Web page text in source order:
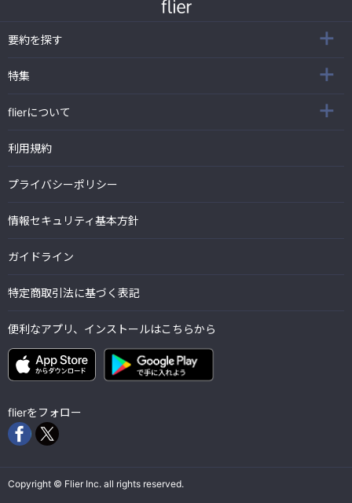
要約を探す
特集
flierについて
利用規約
プライバシーポリシー
情報セキュリティ基本方針
ガイドライン
特定商取引法に基づく表記
便利なアプリ、インストールはこちらから
flierをフォロー
Copyright © Flier Inc. all rights reserved.